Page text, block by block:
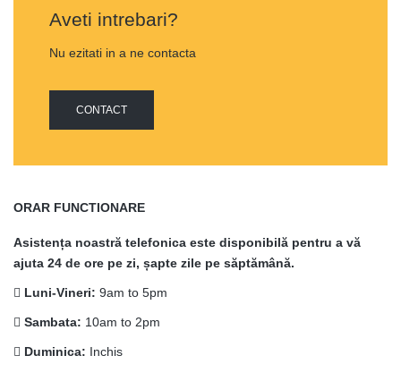
Aveti intrebari?
Nu ezitati in a ne contacta
CONTACT
ORAR FUNCTIONARE
Asistența noastră telefonica este disponibilă pentru a vă
ajuta 24 de ore pe zi, șapte zile pe săptămână.
Luni-Vineri: 9am to 5pm
Sambata: 10am to 2pm
Duminica: Inchis